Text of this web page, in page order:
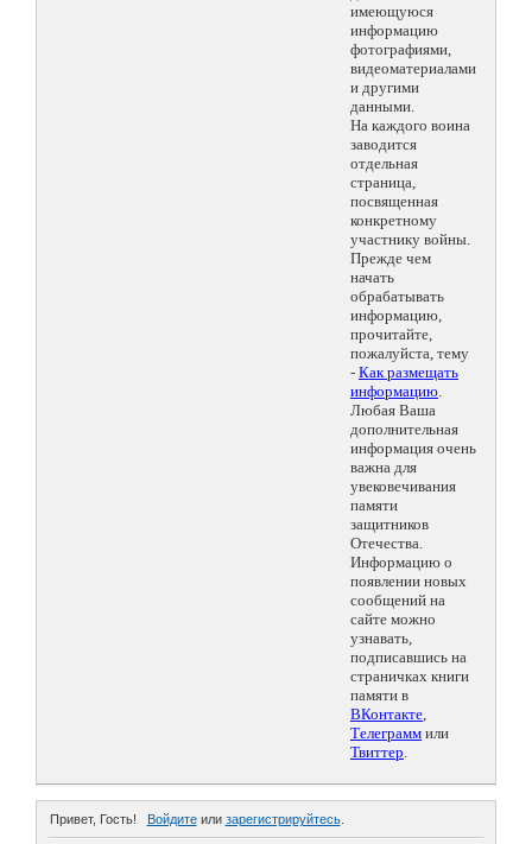
имеющуюся
информацию
фотографиями,
видеоматериалами
и другими
данными.
На каждого воина
заводится
отдельная
страница,
посвященная
конкретному
участнику войны.
Прежде чем
начать
обрабатывать
информацию,
прочитайте,
пожалуйста, тему
- Как размещать
информацию.
Любая Ваша
дополнительная
информация очень
важна для
увековечивания
памяти
защитников
Отечества.
Информацию о
появлении новых
сообщений на
сайте можно
узнавать,
подписавшись на
страничках книги
памяти в
ВКонтакте,
Телеграмм или
Твиттер.
Привет, Гость! Войдитеили зарегистрируйтесь.